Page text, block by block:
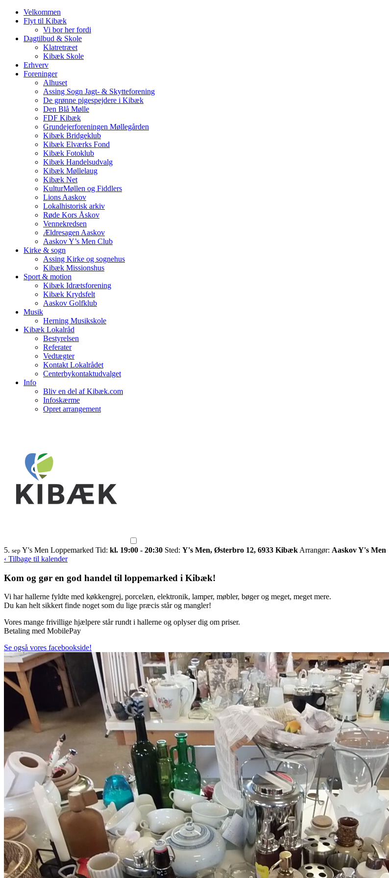
Velkommen
Flyt til Kibæk
Vi bor her fordi
Dagtilbud & Skole
Klatretræet
Kibæk Skole
Erhverv
Foreninger
Alhuset
Assing Sogn Jagt- & Skytteforening
De grønne pigespejdere i Kibæk
Den Blå Mølle
FDF Kibæk
Grundejerforeningen Møllegården
Kibæk Bridgeklub
Kibæk Elværks Fond
Kibæk Fotoklub
Kibæk Handelsudvalg
Kibæk Møllelaug
Kibæk Net
KulturMøllen og Fiddlers
Lions Aaskov
Lokalhistorisk arkiv
Røde Kors Åskov
Vennekredsen
Ældresagen Aaskov
Aaskov Y’s Men Club
Kirke & sogn
Assing Kirke og sognehus
Kibæk Missionshus
Sport & motion
Kibæk Idrætsforening
Kibæk Krydsfelt
Aaskov Golfklub
Musik
Herning Musikskole
Kibæk Lokalråd
Bestyrelsen
Referater
Vedtægter
Kontakt Lokalrådet
Centerbykontaktudvalget
Info
Bliv en del af Kibæk.com
Infoskærme
Opret arrangement
5. sep Y's Men Loppemarked Tid: kl. 19:00 - 20:30 Sted: Y's Men, Østerbro 12, 6933 Kibæk Arrangør: Aaskov Y's Men
‹ Tilbage til kalender
Kom og gør en god handel til loppemarked i Kibæk!
Vi har hallerne fyldte med køkkengrej, porcelæn, elektronik, lamper, møbler, bøger og meget, meget mere.
Du kan helt sikkert finde noget som du lige præcis står og mangler!
Vores mange frivillige hjælpere står rundt i hallerne og oplyser dig om priser.
Betaling med MobilePay
Se også vores facebookside!